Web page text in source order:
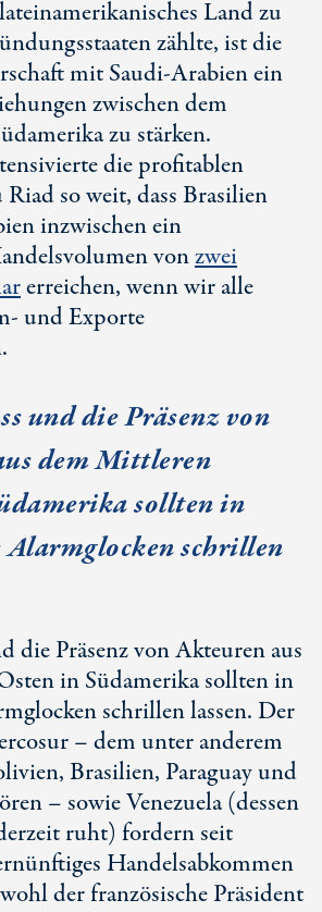
Land zu
zählte, ist die
mitSaudi-Arabienein
zwischen dem
zu stärken.
die profitablen
so weit, dass Brasilien
inzwischen ein
vonzwei
erreichen, wenn wir alle
und Exporte
und die Präsenz von
dem Mittleren
sollten in
schrillen
die Präsenz von Akteuren aus
in Südamerika sollten in
schrillen lassen. Der
– dem unter anderem
Brasilien, Paraguay und
– sowie Venezuela (dessen
ruht) fordern seit
Handelsabkommen
der französische Präsident